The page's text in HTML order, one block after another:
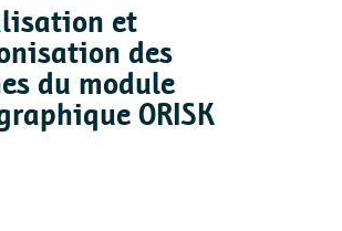
et
des
du module
ORISK